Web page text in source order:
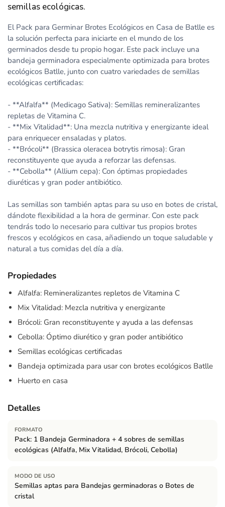
semillas ecológicas.
El Pack para Germinar Brotes Ecológicos en Casa de Batlle es
la solución perfecta para iniciarte en el mundo de los
germinados desde tu propio hogar. Este pack incluye una
bandeja germinadora especialmente optimizada para brotes
ecológicos Batlle, junto con cuatro variedades de semillas
ecológicas certificadas:
- **Alfalfa** (Medicago Sativa): Semillas remineralizantes
repletas de Vitamina C.
- **Mix Vitalidad**: Una mezcla nutritiva y energizante ideal
para enriquecer ensaladas y platos.
- **Brócoli** (Brassica oleracea botrytis rimosa): Gran
reconstituyente que ayuda a reforzar las defensas.
- **Cebolla** (Allium cepa): Con óptimas propiedades
diuréticas y gran poder antibiótico.
Las semillas son también aptas para su uso en botes de cristal,
dándote flexibilidad a la hora de germinar. Con este pack
tendrás todo lo necesario para cultivar tus propios brotes
frescos y ecológicos en casa, añadiendo un toque saludable y
natural a tus comidas del día a día.
Propiedades
Alfalfa: Remineralizantes repletos de Vitamina C
Mix Vitalidad: Mezcla nutritiva y energizante
Brócoli: Gran reconstituyente y ayuda a las defensas
Cebolla: Óptimo diurético y gran poder antibiótico
Semillas ecológicas certificadas
Bandeja optimizada para usar con brotes ecológicos Batlle
Huerto en casa
Detalles
FORMATO
Pack: 1 Bandeja Germinadora + 4 sobres de semillas
ecológicas (Alfalfa, Mix Vitalidad, Brócoli, Cebolla)
MODO DE USO
Semillas aptas para Bandejas germinadoras o Botes de
cristal